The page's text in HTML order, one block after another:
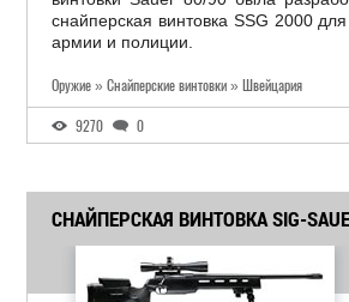
снайперская винтовка SSG 2000
армии и полиции.
Оружие » Снайперские винтовки » Швейцария
9270 0
СНАЙПЕРСКАЯ ВИНТОВКА SIG-